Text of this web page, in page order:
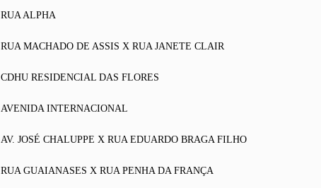
RUA ALPHA
RUA MACHADO DE ASSIS X RUA JANETE CLAIR
CDHU RESIDENCIAL DAS FLORES
AVENIDA INTERNACIONAL
AV. JOSÉ CHALUPPE X RUA EDUARDO BRAGA FILHO
RUA GUAIANASES X RUA PENHA DA FRANÇA